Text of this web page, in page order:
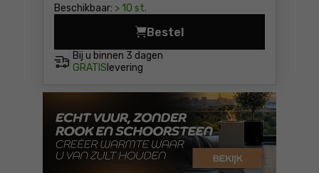
Beschikbaar: > 10 st.
Bij u binnen 3 dagen
GRATIS levering
Bestel
Korte werkbroek XL Lahti